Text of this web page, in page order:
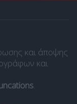
και άποψης
και
.